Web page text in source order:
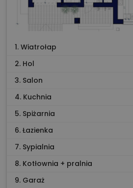
1. Wiatrołap
2. Hol
3. Salon
4. Kuchnia
5. Spiżarnia
6. Łazienka
7. Sypialnia
8. Kotłownia + pralnia
9. Garaż